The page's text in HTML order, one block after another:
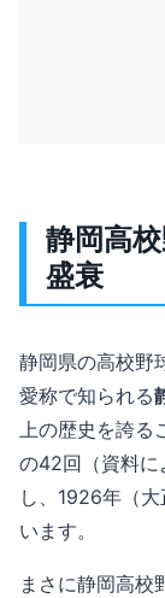
静岡高
盛衰
静岡県の高校野
愛称で知られる
上の歴史を誇る
の42回（資料に
し、1926年（
います。
まさに静岡高校